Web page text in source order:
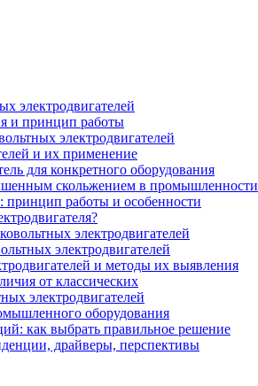
электродвигателей
и принцип работы
электродвигателей
и их применение
для конкретного оборудования
скольжением в промышленности
работы и особенности
электродвигателей
электродвигателей
и методы их выявления
от классических
электродвигателей
оборудования
как выбрать правильное решение
драйверы, перспективы